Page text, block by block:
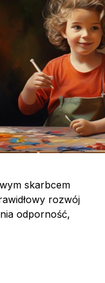
skarbcem
rozwój
odporność,